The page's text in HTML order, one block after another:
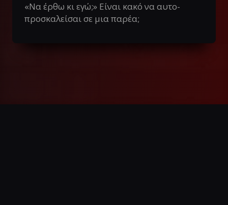
«Να έρθω κι εγώ;» Είναι κακό να αυτο-
προσκαλείσαι σε μια παρέα;